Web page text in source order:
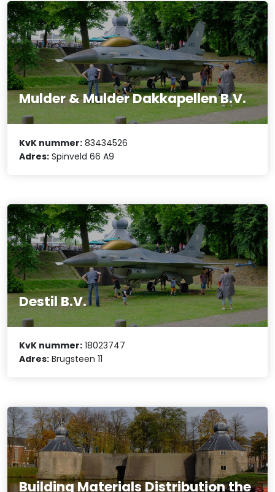
Mulder & Mulder Dakkapellen B.V.
KvK nummer: 83434526
Adres: Spinveld 66 A9
Destil B.V.
KvK nummer: 18023747
Adres: Brugsteen 11
Building Materials Distribution the